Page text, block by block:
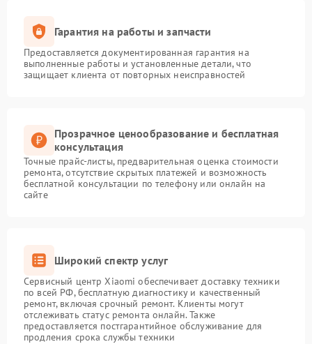
Гарантия на работы и запчасти
Предоставляется документированная гарантия на
выполненные работы и установленные детали, что
защищает клиента от повторных неисправностей
Прозрачное ценообразование и бесплатная
консультация
Точные прайс-листы, предварительная оценка стоимости
ремонта, отсутствие скрытых платежей и возможность
бесплатной консультации по телефону или онлайн на
сайте
Широкий спектр услуг
Сервисный центр Xiaomi обеспечивает доставку техники
по всей РФ, бесплатную диагностику и качественный
ремонт, включая срочный ремонт. Клиенты могут
отслеживать статус ремонта онлайн. Также
предоставляется постгарантийное обслуживание для
продления срока службы техники